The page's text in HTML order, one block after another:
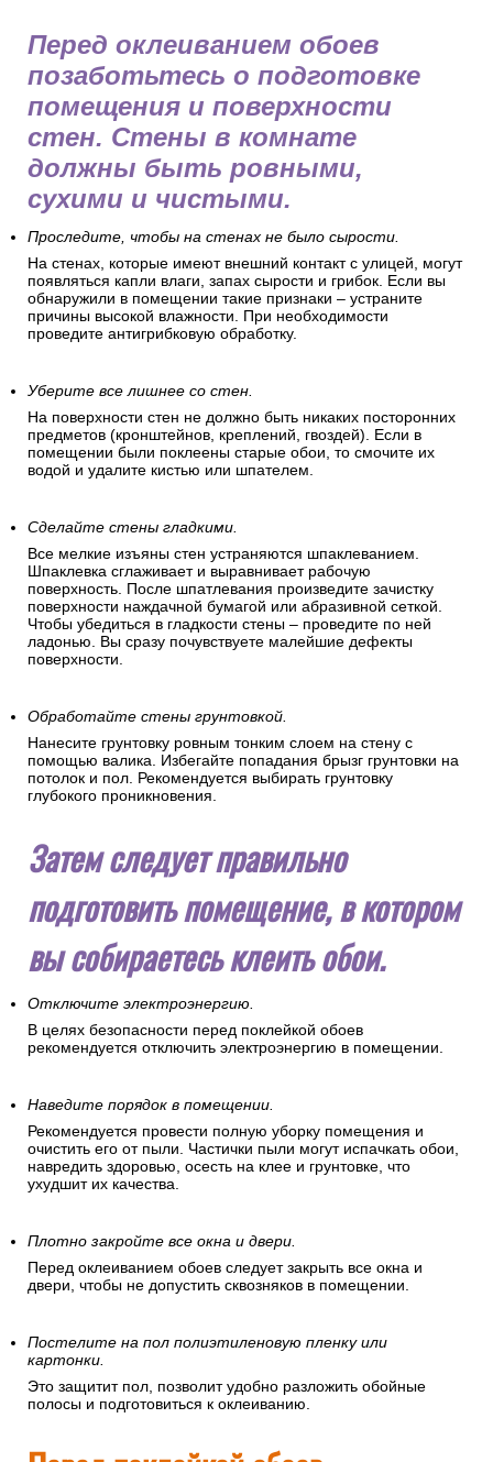
Перед оклеиванием обоев
позаботьтесь о подготовке
помещения и поверхности
стен. Стены в комнате
должны быть ровными,
сухими и чистыми.
Проследите, чтобы на стенах не было сырости.
На стенах, которые имеют внешний контакт с улицей, могут
появляться капли влаги, запах сырости и грибок. Если вы
обнаружили в помещении такие признаки – устраните
причины высокой влажности. При необходимости
проведите антигрибковую обработку.
Уберите все лишнее со стен.
На поверхности стен не должно быть никаких посторонних
предметов (кронштейнов, креплений, гвоздей). Если в
помещении были поклеены старые обои, то смочите их
водой и удалите кистью или шпателем.
Сделайте стены гладкими.
Все мелкие изъяны стен устраняются шпаклеванием.
Шпаклевка сглаживает и выравнивает рабочую
поверхность. После шпатлевания произведите зачистку
поверхности наждачной бумагой или абразивной сеткой.
Чтобы убедиться в гладкости стены – проведите по ней
ладонью. Вы сразу почувствуете малейшие дефекты
поверхности.
Обработайте стены грунтовкой.
Нанесите грунтовку ровным тонким слоем на стену с
помощью валика. Избегайте попадания брызг грунтовки на
потолок и пол. Рекомендуется выбирать грунтовку
глубокого проникновения.
Затем следует правильно
подготовить помещение, в котором
вы собираетесь клеить обои.
Отключите электроэнергию.
В целях безопасности перед поклейкой обоев
рекомендуется отключить электроэнергию в помещении.
Наведите порядок в помещении.
Рекомендуется провести полную уборку помещения и
очистить его от пыли. Частички пыли могут испачкать обои,
навредить здоровью, осесть на клее и грунтовке, что
ухудшит их качества.
Плотно закройте все окна и двери.
Перед оклеиванием обоев следует закрыть все окна и
двери, чтобы не допустить сквозняков в помещении.
Постелите на пол полиэтиленовую пленку или
картонки.
Это защитит пол, позволит удобно разложить обойные
полосы и подготовиться к оклеиванию.